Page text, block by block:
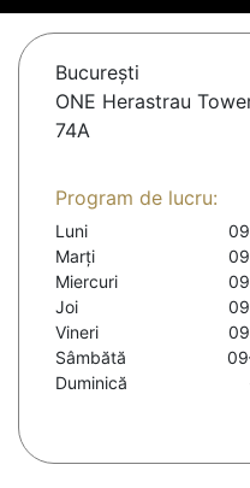
Bucureşti
ONE Herastrau
74A
Program de lucru:
Luni
Marți
Miercuri
Joi
Vineri
Sâmbătă
Duminică